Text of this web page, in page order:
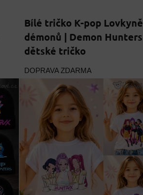
Bílé tričko K-pop Lovkyně
démonů | Demon Hunters
dětské tričko
DOPRAVA ZDARMA